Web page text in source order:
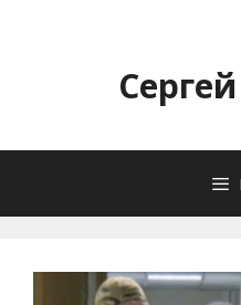
содержимому